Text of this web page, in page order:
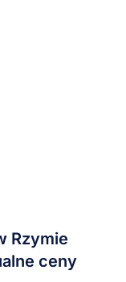
Rzymie
ceny